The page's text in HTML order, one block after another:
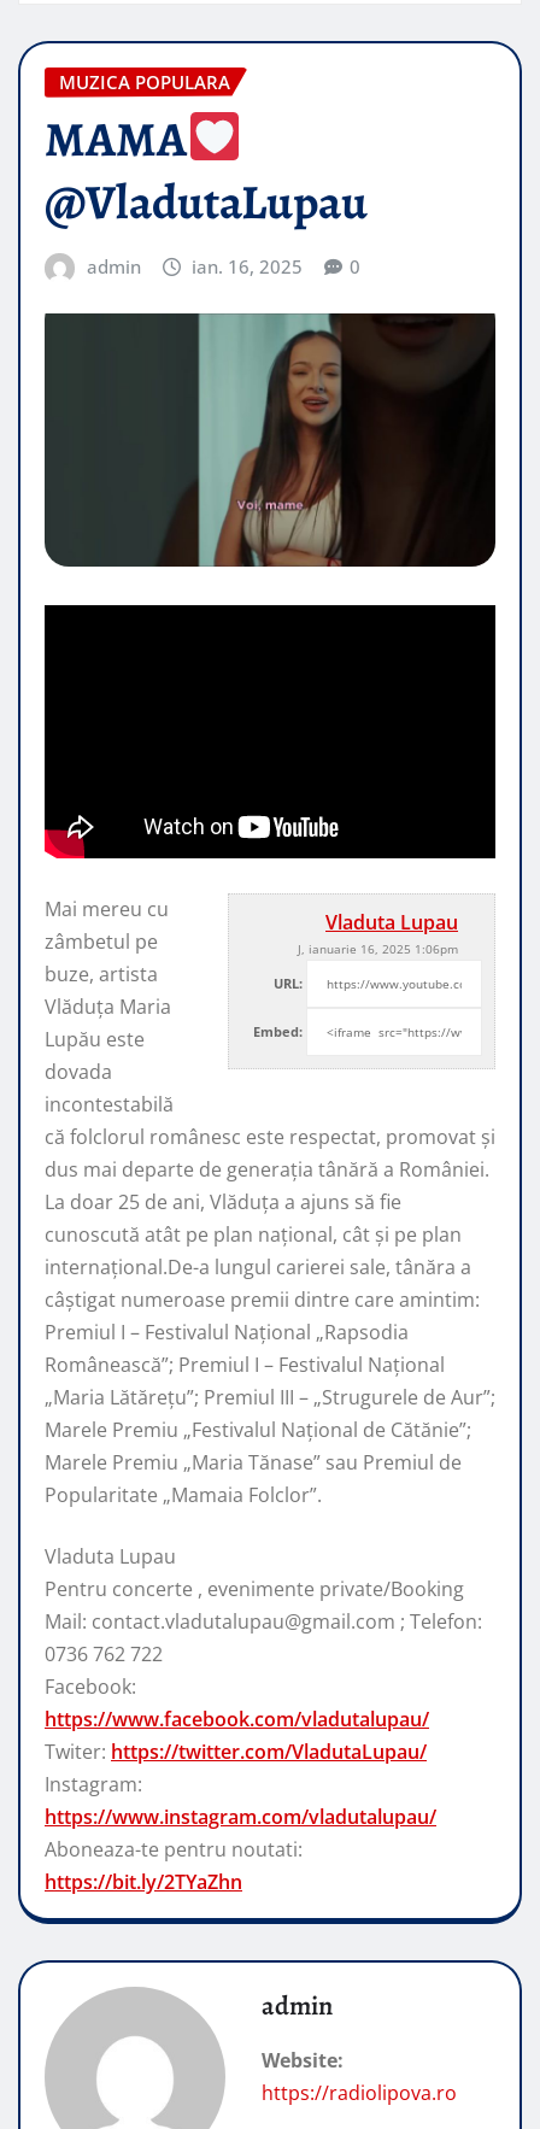
MUZICA POPULARA
MAMA
@VladutaLupau
admin ian. 16, 2025 0
Vladuta Lupau
J, ianuarie 16, 2025 1:06pm
URL:
Embed:
Mai mereu cu
zâmbetul pe
buze, artista
Vlăduța Maria
Lupău este
dovada
incontestabilă
că folclorul românesc este respectat, promovat şi
dus mai departe de generaţia tânără a României.
La doar 25 de ani, Vlăduța a ajuns să fie
cunoscută atât pe plan naţional, cât şi pe plan
internaţional.De-a lungul carierei sale, tânăra a
câştigat numeroase premii dintre care amintim:
Premiul I – Festivalul Național „Rapsodia
Românească”; Premiul I – Festivalul Național
„Maria Lătărețu”; Premiul III – „Strugurele de Aur”;
Marele Premiu „Festivalul Național de Cătănie”;
Marele Premiu „Maria Tănase” sau Premiul de
Popularitate „Mamaia Folclor”.
Vladuta Lupau
Pentru concerte , evenimente private/Booking
Mail: contact.vladutalupau@gmail.com ; Telefon:
0736 762 722
Facebook:
https://www.facebook.com/vladutalupau/
Twiter: https://twitter.com/VladutaLupau/
Instagram:
https://www.instagram.com/vladutalupau/
Aboneaza-te pentru noutati:
https://bit.ly/2TYaZhn
admin
Website:
https://radiolipova.ro